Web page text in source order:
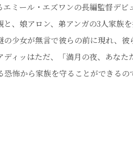
ミール・エズワンの長編監督デビ
、娘アロン、弟アンガの3人家族
少女が無言で彼らの前に現れ、彼
ィッはただ、「満月の夜、あなた
怖から家族を守ることができるの